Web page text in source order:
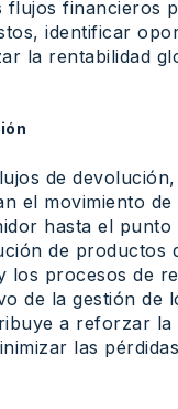
flujos financieros
identificar
la rentabilidad
de
el movimiento
hasta el punto
de productos
los procesos de
de la gestión de
a reforzar la
las